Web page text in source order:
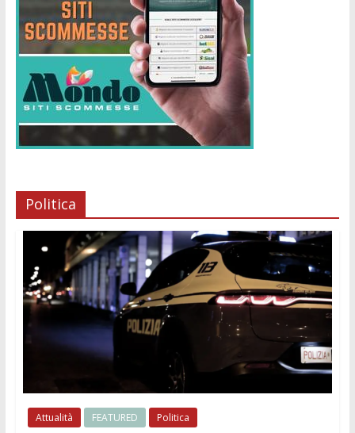
Politica
Attualità FEATURED Politica